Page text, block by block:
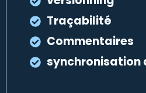
Traçabilité
Commentaires
synchronisation